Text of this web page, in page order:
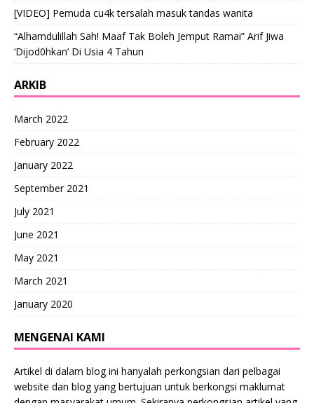
[VIDEO] Pemuda cu4k tersalah masuk tandas wanita
“Alhamdulillah Sah! Maaf Tak Boleh Jemput Ramai” Arif Jiwa
‘Dijod0hkan’ Di Usia 4 Tahun
ARKIB
March 2022
February 2022
January 2022
September 2021
July 2021
June 2021
May 2021
March 2021
January 2020
MENGENAI KAMI
Artikel di dalam blog ini hanyalah perkongsian dari pelbagai
website dan blog yang bertujuan untuk berkongsi maklumat